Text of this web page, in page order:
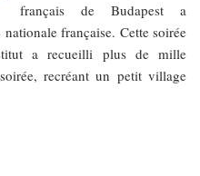
français de Budapest a
française. Cette soirée
a recueilli plus de mille
recréant un petit village